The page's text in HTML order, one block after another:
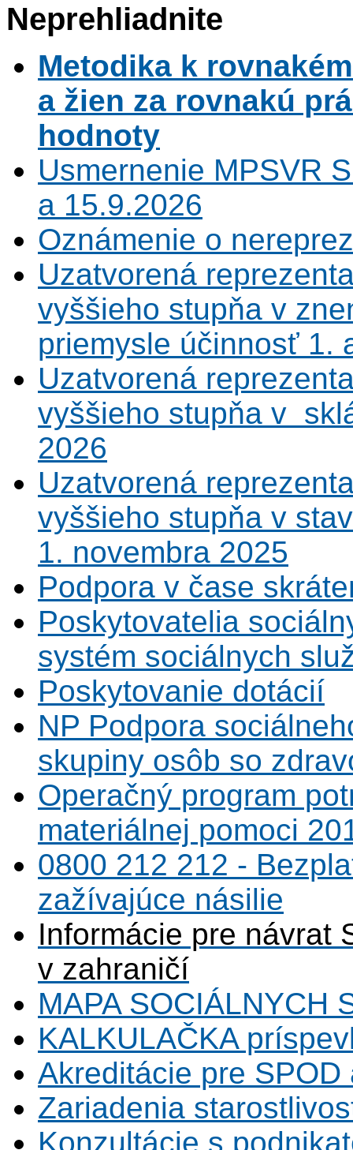
Neprehliadnite
Metodika k
a žien za rovnakú
hodnoty
Usmernenie MPSVR
a 15.9.2026
Oznámenie o
Uzatvorená
vyššieho stupňa v
priemysle účinnosť 1.
Uzatvorená
vyššieho stupňa v
2026
Uzatvorená
vyššieho stupňa v
1. novembra 2025
Podpora v čase
Poskytovatelia
systém sociálnych
Poskytovanie dotácií
NP Podpora
skupiny osôb so
Operačný program
materiálnej pomoci
0800 212 212 -
zažívajúce násilie
Informácie pre návrat
v zahraničí
MAPA SOCIÁLNYCH
KALKULAČKA
Akreditácie pre
Zariadenia
Konzultácie s